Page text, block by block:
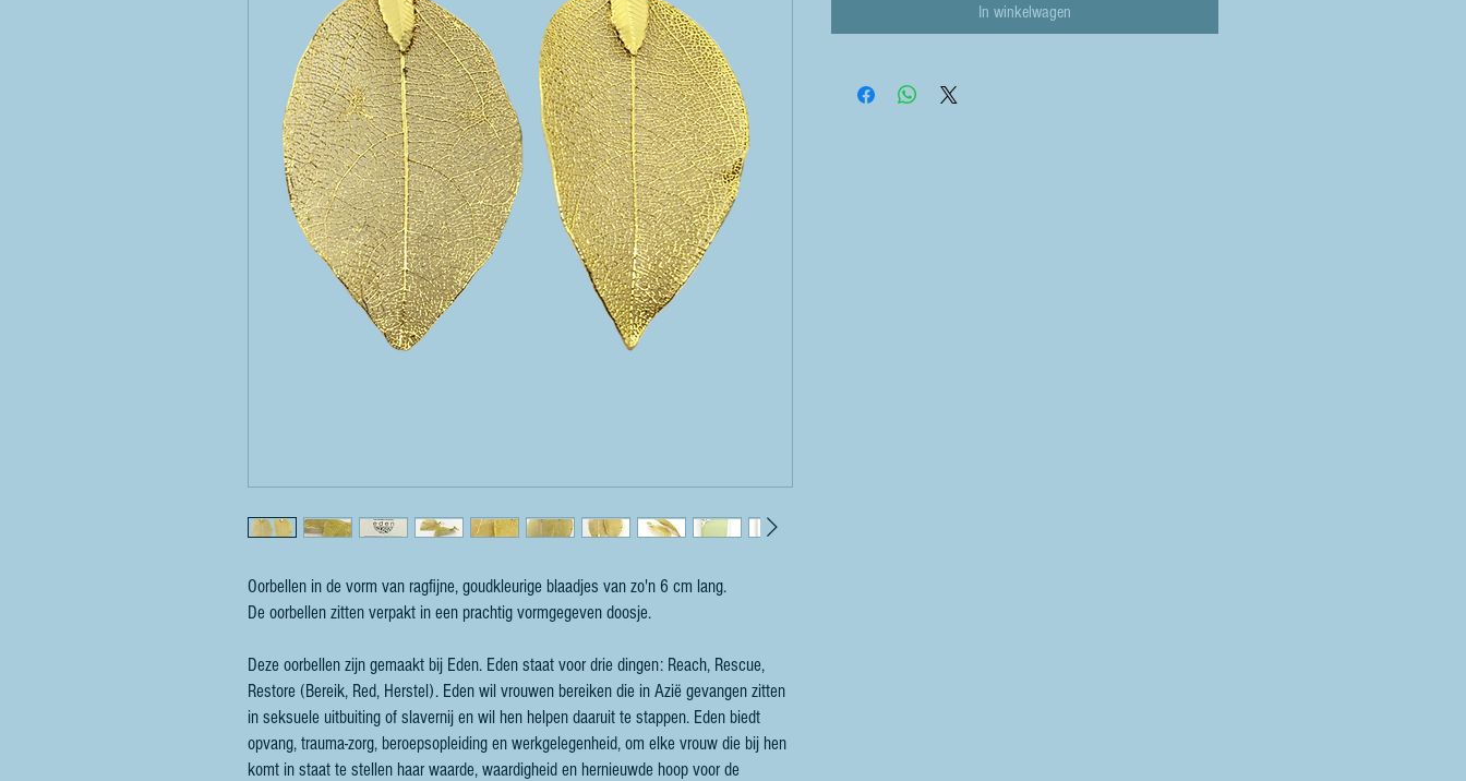
Oorbellen in de vorm van ragfijne, goudkleurige blaadjes van zo'n 6 cm lang.
De oorbellen zitten verpakt in een prachtig vormgegeven doosje.
Deze oorbellen zijn gemaakt bij Eden. Eden staat voor drie dingen: Reach, Rescue,
Restore (Bereik, Red, Herstel). Eden wil vrouwen bereiken die in Azië gevangen zitten
in seksuele uitbuiting of slavernij en wil hen helpen daaruit te stappen. Eden biedt
opvang, trauma-zorg, beroepsopleiding en werkgelegenheid, om elke vrouw die bij hen
komt in staat te stellen haar waarde, waardigheid en hernieuwde hoop voor de
In winkelwagen